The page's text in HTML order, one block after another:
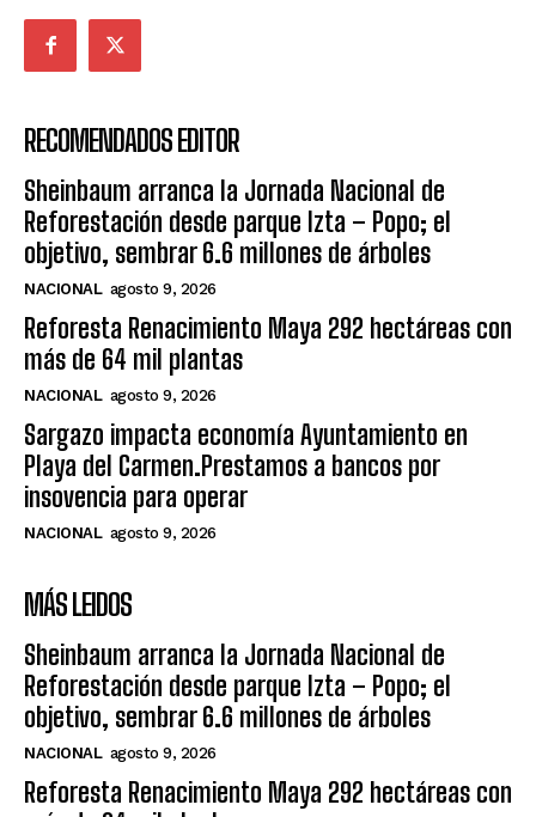
RECOMENDADOS EDITOR
Sheinbaum arranca la Jornada Nacional de
Reforestación desde parque Izta – Popo; el
objetivo, sembrar 6.6 millones de árboles
NACIONAL agosto 9, 2026
Reforesta Renacimiento Maya 292 hectáreas con
más de 64 mil plantas
NACIONAL agosto 9, 2026
Sargazo impacta economía Ayuntamiento en
Playa del Carmen.Prestamos a bancos por
insovencia para operar
NACIONAL agosto 9, 2026
MÁS LEIDOS
Sheinbaum arranca la Jornada Nacional de
Reforestación desde parque Izta – Popo; el
objetivo, sembrar 6.6 millones de árboles
NACIONAL agosto 9, 2026
Reforesta Renacimiento Maya 292 hectáreas con